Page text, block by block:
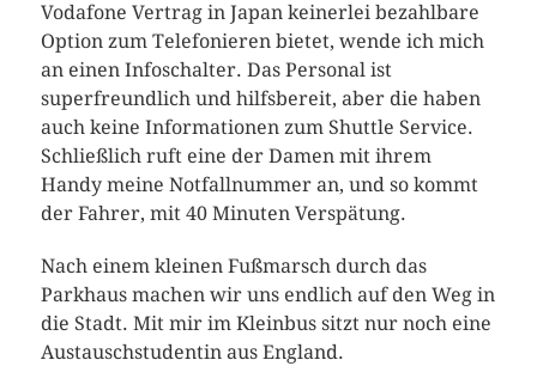
Vodafone Vertrag in Japan keinerlei bezahlbare
Option zum Telefonieren bietet, wende ich mich
an einen Infoschalter. Das Personal ist
superfreundlich und hilfsbereit, aber die haben
auch keine Informationen zum Shuttle Service.
Schließlich ruft eine der Damen mit ihrem
Handy meine Notfallnummer an, und so kommt
der Fahrer, mit 40 Minuten Verspätung.
Nach einem kleinen Fußmarsch durch das
Parkhaus machen wir uns endlich auf den Weg in
die Stadt. Mit mir im Kleinbus sitzt nur noch eine
Austauschstudentin aus England.